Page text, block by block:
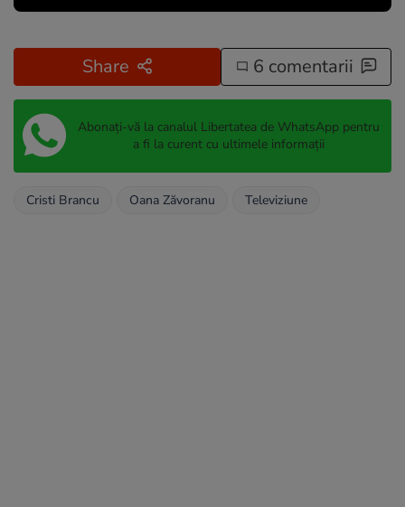
Share 6 comentarii
Abonați-vă la canalul Libertatea de WhatsApp pentru
a fi la curent cu ultimele informații
Cristi Brancu Oana Zăvoranu Televiziune